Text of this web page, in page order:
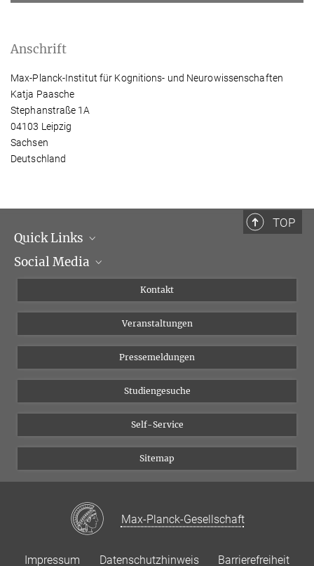
Anschrift
Max-Planck-Institut für Kognitions- und Neurowissenschaften
Katja Paasche
Stephanstraße 1A
04103 Leipzig
Sachsen
Deutschland
TOP
Quick Links
Institutsleitung
Social Media
YouTube
Kontakt
Veranstaltungen
Pressemeldungen
Studiengesuche
Self-Service
Sitemap
Max-Planck-Gesellschaft
Impressum Datenschutzhinweis Barrierefreiheit